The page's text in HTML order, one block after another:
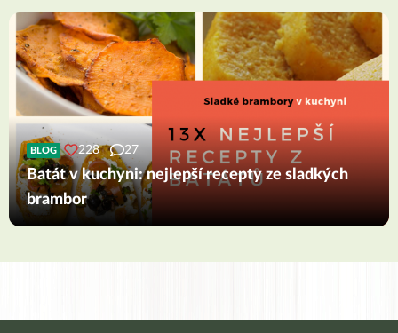
BLOG 228 27
Batát v kuchyni: nejlepší recepty ze sladkých
brambor